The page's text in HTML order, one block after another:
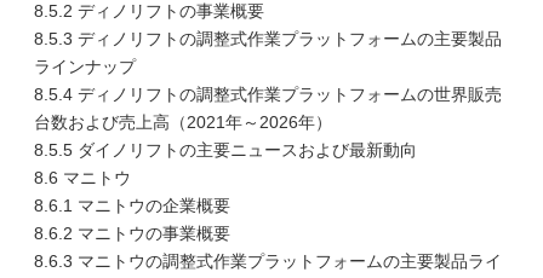
8.5.2 ディノリフトの事業概要
8.5.3 ディノリフトの調整式作業プラットフォームの主要製品
ラインナップ
8.5.4 ディノリフトの調整式作業プラットフォームの世界販売
台数および売上高（2021年～2026年）
8.5.5 ダイノリフトの主要ニュースおよび最新動向
8.6 マニトウ
8.6.1 マニトウの企業概要
8.6.2 マニトウの事業概要
8.6.3 マニトウの調整式作業プラットフォームの主要製品ライ